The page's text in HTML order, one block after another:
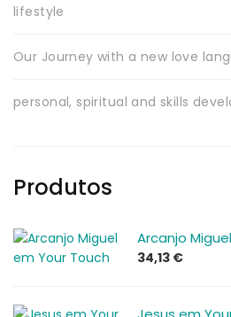
lifestyle
Our Journey with a new love
personal, spiritual and skills
Produtos
Arcanjo
34,13 €